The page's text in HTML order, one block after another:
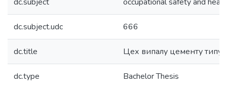
dc.subject.udc 666
dc.title Цех випалу цементу
dc.type Bachelor Thesis